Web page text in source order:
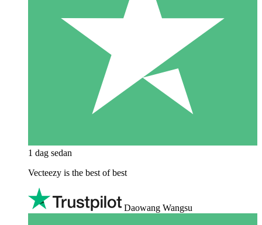
1 dag sedan
Vecteezy is the best of best
Daowang Wangsu